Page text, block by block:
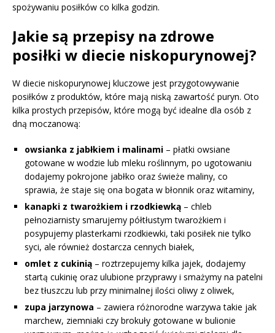
spożywaniu posiłków co kilka godzin.
Jakie są przepisy na zdrowe
posiłki w diecie niskopurynowej?
W diecie niskopurynowej kluczowe jest przygotowywanie
posiłków z produktów, które mają niską zawartość puryn. Oto
kilka prostych przepisów, które mogą być idealne dla osób z
dną moczanową:
owsianka z jabłkiem i malinami – płatki owsiane
gotowane w wodzie lub mleku roślinnym, po ugotowaniu
dodajemy pokrojone jabłko oraz świeże maliny, co
sprawia, że staje się ona bogata w błonnik oraz witaminy,
kanapki z twarożkiem i rzodkiewką – chleb
pełnoziarnisty smarujemy półtłustym twarożkiem i
posypujemy plasterkami rzodkiewki, taki posiłek nie tylko
syci, ale również dostarcza cennych białek,
omlet z cukinią – roztrzepujemy kilka jajek, dodajemy
startą cukinię oraz ulubione przyprawy i smażymy na patelni
bez tłuszczu lub przy minimalnej ilości oliwy z oliwek,
zupa jarzynowa – zawiera różnorodne warzywa takie jak
marchew, ziemniaki czy brokuły gotowane w bulionie